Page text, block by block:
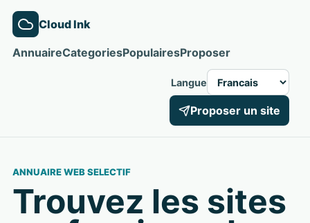
Cloud Ink
AnnuaireCategoriesPopulairesProposer
Langue
Proposer un site
ANNUAIRE WEB SELECTIF
Trouvez les sites